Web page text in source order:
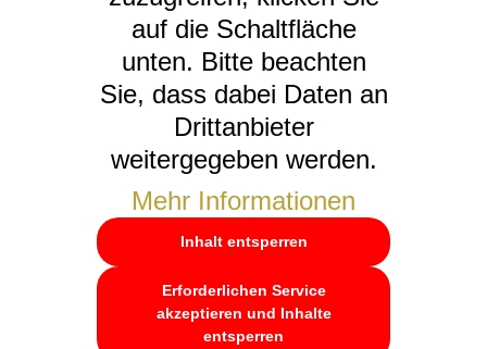
auf die Schaltfläche
unten. Bitte beachten
Sie, dass dabei Daten an
Drittanbieter
weitergegeben werden.
Mehr Informationen
Inhalt entsperren
Erforderlichen Service
akzeptieren und Inhalte
entsperren